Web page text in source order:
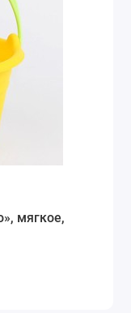
мягкое,